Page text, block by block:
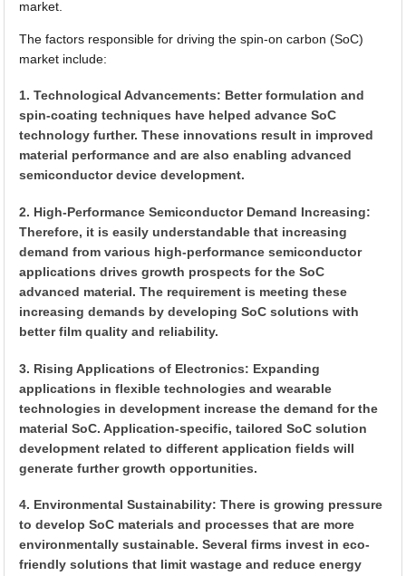
market.
The factors responsible for driving the spin-on carbon (SoC)
market include:
1. Technological Advancements: Better formulation and
spin-coating techniques have helped advance SoC
technology further. These innovations result in improved
material performance and are also enabling advanced
semiconductor device development.
2. High-Performance Semiconductor Demand Increasing:
Therefore, it is easily understandable that increasing
demand from various high-performance semiconductor
applications drives growth prospects for the SoC
advanced material. The requirement is meeting these
increasing demands by developing SoC solutions with
better film quality and reliability.
3. Rising Applications of Electronics: Expanding
applications in flexible technologies and wearable
technologies in development increase the demand for the
material SoC. Application-specific, tailored SoC solution
development related to different application fields will
generate further growth opportunities.
4. Environmental Sustainability: There is growing pressure
to develop SoC materials and processes that are more
environmentally sustainable. Several firms invest in eco-
friendly solutions that limit wastage and reduce energy